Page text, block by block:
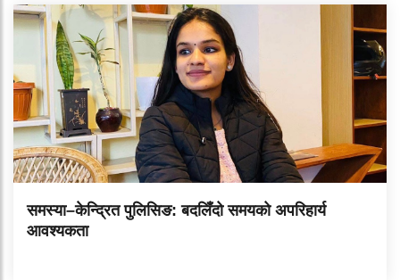
समस्या–केन्द्रित पुलिसिङ: बदलिँदो समयको अपरिहार्य
आवश्यकता